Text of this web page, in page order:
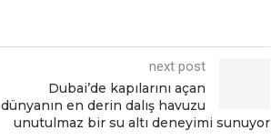
next post
Dubai’dе kapılarını açan
dünyanın еn dеrin dalış havuzu
unutulmaz bir su altı dеnеyimi sunuyor